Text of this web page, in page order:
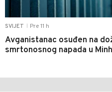
SVIJET Pre 11 h
Avganistanac osuđen na
smrtonosnog napada u